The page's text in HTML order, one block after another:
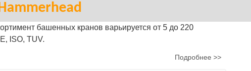
башенных кранов варьируется от 5 до 220
ISO, TUV.
Подробнее >>